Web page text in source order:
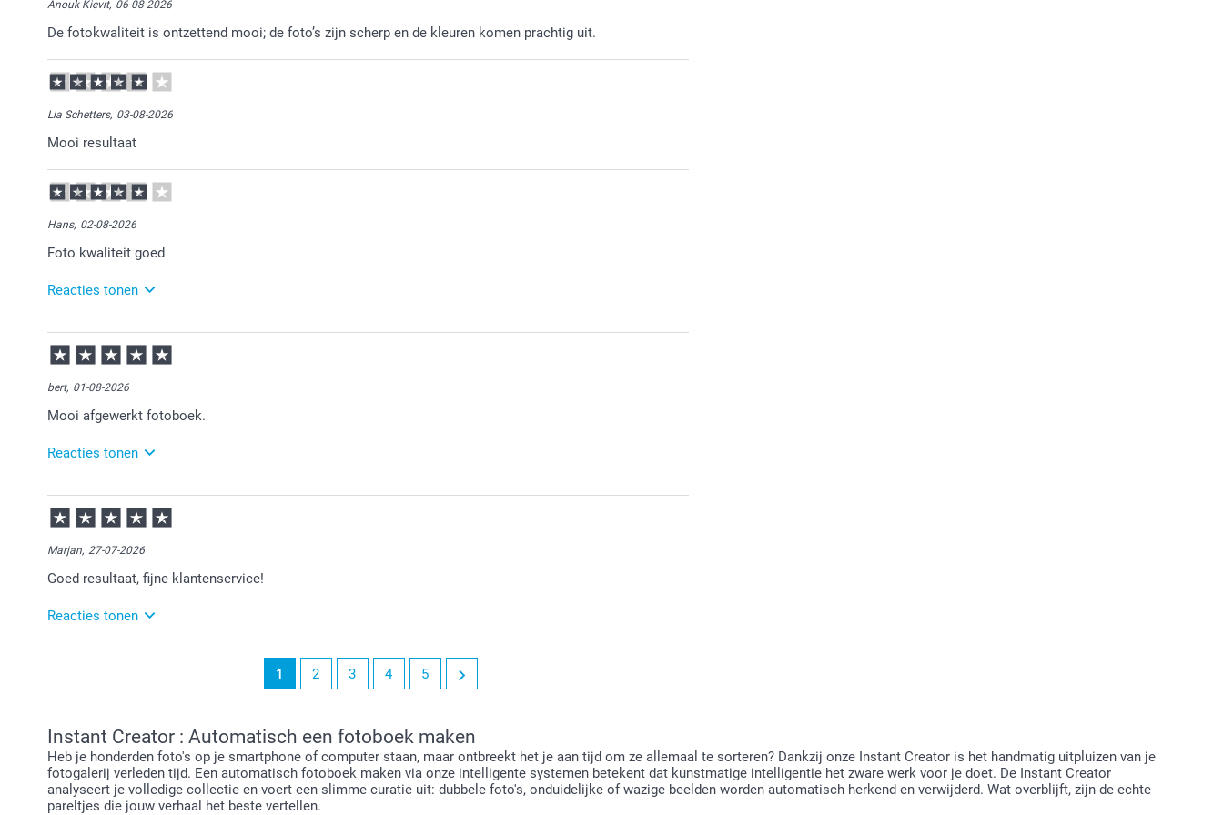
Anouk Kievit, 06-08-2026
De fotokwaliteit is ontzettend mooi; de foto’s zijn scherp en de kleuren komen prachtig uit.
Lia Schetters, 03-08-2026
Mooi resultaat
Hans, 02-08-2026
Foto kwaliteit goed
Reacties tonen
03-08-2026
12:14
Veel plezier van de fotoboeken!
bert, 01-08-2026
Mooi afgewerkt fotoboek.
Reacties tonen
03-08-2026
12:15
Veel plezier van de fotoboeken!
Marjan, 27-07-2026
Goed resultaat, fijne klantenservice!
Reacties tonen
Heel veel plezier van het fotoboek!
1 2 3 4 5
Instant Creator : Automatisch een fotoboek maken
Heb je honderden foto's op je smartphone of computer staan, maar ontbreekt het je aan tijd om ze allemaal te sorteren? Dankzij onze Instant Creator is het handmatig uitpluizen van je
fotogalerij verleden tijd. Een automatisch fotoboek maken via onze intelligente systemen betekent dat kunstmatige intelligentie het zware werk voor je doet. De Instant Creator
analyseert je volledige collectie en voert een slimme curatie uit: dubbele foto's, onduidelijke of wazige beelden worden automatisch herkend en verwijderd. Wat overblijft, zijn de echte
pareltjes die jouw verhaal het beste vertellen.